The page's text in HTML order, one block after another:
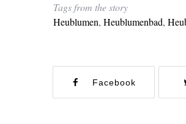
Tags from the story
Heublumen, Heublumenbad,
Facebook